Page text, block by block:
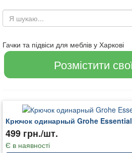
Гачки та підвіси для меблів у Харкові
Розмістити
Крючок одинарный Grohe
499 грн./шт.
Є в наявності